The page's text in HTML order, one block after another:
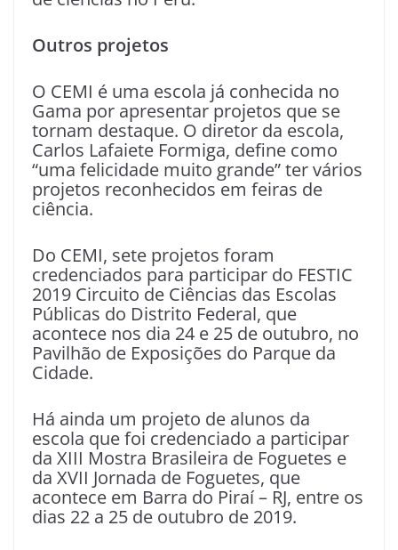
Outros projetos
O CEMI é uma escola já conhecida no
Gama por apresentar projetos que se
tornam destaque. O diretor da escola,
Carlos Lafaiete Formiga, define como
“uma felicidade muito grande” ter vários
projetos reconhecidos em feiras de
ciência.
Do CEMI, sete projetos foram
credenciados para participar do FESTIC
2019 Circuito de Ciências das Escolas
Públicas do Distrito Federal, que
acontece nos dia 24 e 25 de outubro, no
Pavilhão de Exposições do Parque da
Cidade.
Há ainda um projeto de alunos da
escola que foi credenciado a participar
da XIII Mostra Brasileira de Foguetes e
da XVII Jornada de Foguetes, que
acontece em Barra do Piraí – RJ, entre os
dias 22 a 25 de outubro de 2019.